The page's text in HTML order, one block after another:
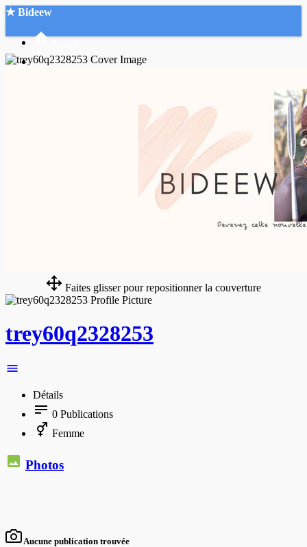
★ Bideew
Faites glisser pour repositionner la couverture
trey60q2328253
Détails
0 Publications
Femme
Photos
Aucune publication trouvée